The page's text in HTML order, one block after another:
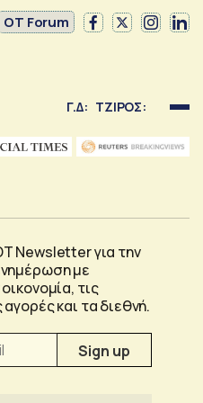
OT Forum
Γ.Δ: ΤΖΙΡΟΣ:
Newsletter για την
με
τις
αγορές και τα διεθνή.